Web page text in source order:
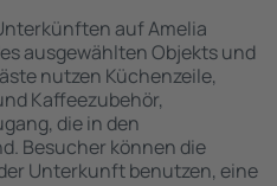
auf Amelia
ausgewählten Objekts und
nutzen Küchenzeile,
Kaffeezubehör,
die in den
Besucher können die
Unterkunft benutzen, eine